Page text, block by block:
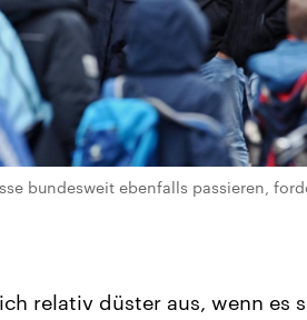
bundesweit ebenfalls passieren,
relativ düster aus, wenn es